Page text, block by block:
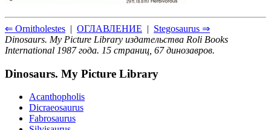
⇐ Ornitholestes | ОГЛАВЛЕНИЕ | Stegosaurus ⇒
Dinosaurs. My Picture Library издательства Roli Books
International 1987 года. 15 страниц, 67 динозавров.
Dinosaurs. My Picture Library
Acanthopholis
Dicraeosaurus
Fabrosaurus